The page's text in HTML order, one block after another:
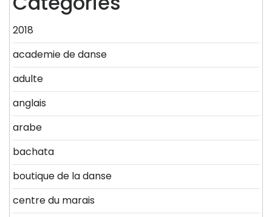
2018
academie de danse
adulte
anglais
arabe
bachata
boutique de la danse
centre du marais